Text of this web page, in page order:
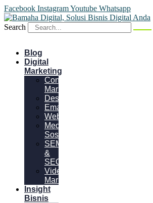
Facebook InstagramYoutube Whatsapp
Search
Blog
Digital
Marketing
Content
Marketing
Desain
Email
Website
Media
Sosial
SEM
&
SEO
Video
Marketing
Insight
Bisnis